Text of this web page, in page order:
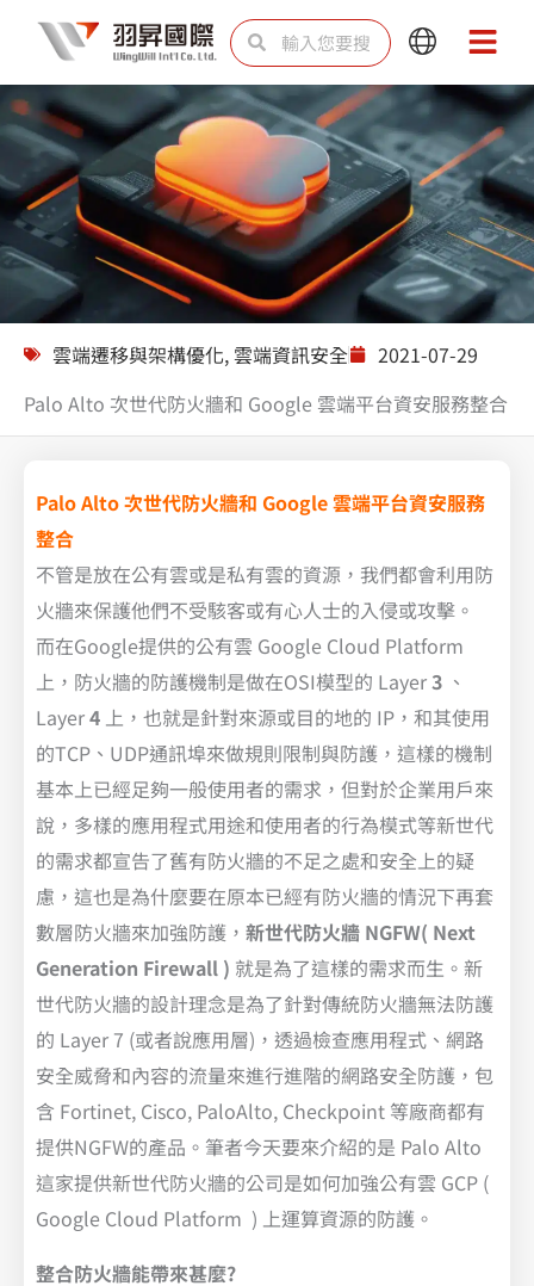
主
要
內
搜
尋 尋
Main
Menu
Main
Menu
解決方案
雲端遷移與架構優化,雲端資訊安全
2021-07-29
Palo Alto 次世代防火牆和 Google 雲端平台資安服務整合
Palo Alto 次世代防火牆和 Google 雲端平台資安服務
整合
不管是放在公有雲或是私有雲的資源，我們都會利用防
火牆來保護他們不受駭客或有心人士的入侵或攻擊。
而在Google提供的公有雲 Google Cloud Platform
上，防火牆的防護機制是做在OSI模型的 Layer3 、
Layer4 上，也就是針對來源或目的地的 IP，和其使用
的TCP、UDP通訊埠來做規則限制與防護，這樣的機制
基本上已經足夠一般使用者的需求，但對於企業用戶來
說，多樣的應用程式用途和使用者的行為模式等新世代
的需求都宣告了舊有防火牆的不足之處和安全上的疑
慮，這也是為什麼要在原本已經有防火牆的情況下再套
數層防火牆來加強防護， 新世代防火牆 NGFW( Next
Generation Firewall ) 就是為了這樣的需求而生。新
世代防火牆的設計理念是為了針對傳統防火牆無法防護
的 Layer 7 (或者說應用層)，透過檢查應用程式、網路
安全威脅和內容的流量來進行進階的網路安全防護，包
含 Fortinet, Cisco, PaloAlto, Checkpoint 等廠商都有
提供NGFW的產品。筆者今天要來介紹的是 Palo Alto
這家提供新世代防火牆的公司是如何加強公有雲 GCP (
Google Cloud Platform ) 上運算資源的防護。
整合防火牆能帶來甚麼?